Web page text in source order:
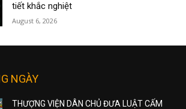
tiết khắc nghiệt
August 6, 2026
NGÀY
THƯỢNG VIỆN DÂN CHỦ ĐƯA LUẬT CẤM